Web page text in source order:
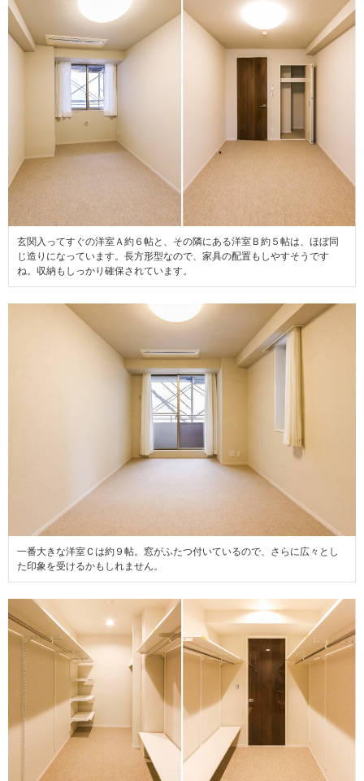
玄関入ってすぐの洋室Ａ約６帖と、その隣にある洋室Ｂ約５帖は、ほぼ同
じ造りになっています。長方形型なので、家具の配置もしやすそうです
ね。収納もしっかり確保されています。
一番大きな洋室Ｃは約９帖。窓がふたつ付いているので、さらに広々とし
た印象を受けるかもしれません。